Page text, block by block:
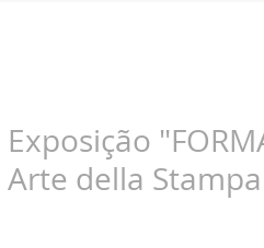
Exposição
Arte della